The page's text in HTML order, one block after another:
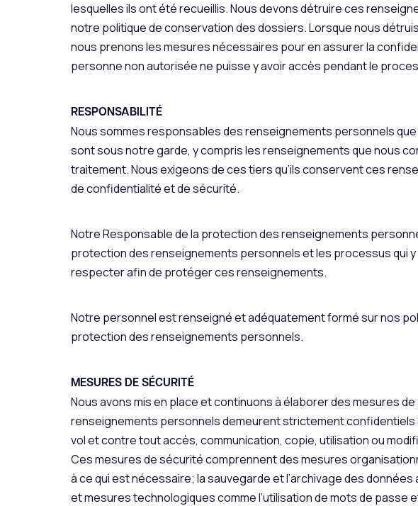
lesquelles ils ont été recueillis. Nous devons détruire ces
notre politique de conservation des dossiers. Lorsque nous
nous prenons les mesures nécessaires pour en assurer la
personne non autorisée ne puisse y avoir accès pendant le
RESPONSABILITÉ
Nous sommes responsables des renseignements personnels
sont sous notre garde, y compris les renseignements que nous
traitement. Nous exigeons de ces tiers qu’ils conservent ces
de confidentialité et de sécurité.
Notre Responsable de la protection des renseignements
protection des renseignements personnels et les processus qui
respecter afin de protéger ces renseignements.
Notre personnel est renseigné et adéquatement formé sur nos
protection des renseignements personnels.
MESURES DE SÉCURITÉ
Nous avons mis en place et continuons à élaborer des mesures
renseignements personnels demeurent strictement
vol et contre tout accès, communication, copie, utilisation ou
Ces mesures de sécurité comprennent des mesures
à ce qui est nécessaire; la sauvegarde et l’archivage des
et mesures technologiques comme l’utilisation de mots de passe